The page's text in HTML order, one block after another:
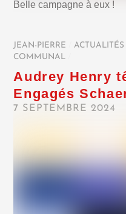
Belle campagne à eux !
JEAN-PIERRE
COMMUNAL
Audrey Henry
Engagés
7 SEPTEMBRE 2024